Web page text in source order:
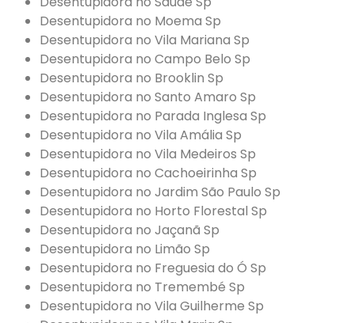
Desentupidora no Moema Sp
Desentupidora no Vila Mariana Sp
Desentupidora no Campo Belo Sp
Desentupidora no Brooklin Sp
Desentupidora no Santo Amaro Sp
Desentupidora no Parada Inglesa Sp
Desentupidora no Vila Amália Sp
Desentupidora no Vila Medeiros Sp
Desentupidora no Cachoeirinha Sp
Desentupidora no Jardim São Paulo Sp
Desentupidora no Horto Florestal Sp
Desentupidora no Jaçanã Sp
Desentupidora no Limão Sp
Desentupidora no Freguesia do Ó Sp
Desentupidora no Tremembé Sp
Desentupidora no Vila Guilherme Sp